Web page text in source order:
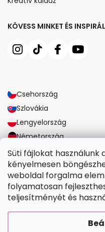
Süti fájlokat használunk
kényelmesen
weboldal forgalma
folyamatosan
teljesítményét és
KÖVESS MINKET ÉS
Csehország
Szlovákia
Lengyelország
Németország
Nagy-Britannia
MEGBÍZHATÓ SZÁLLÍTÁSI
BIZTONSÁGOS FIZETÉSI